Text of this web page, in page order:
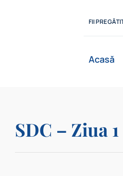
FII
Acasă
SDC – Ziua 1